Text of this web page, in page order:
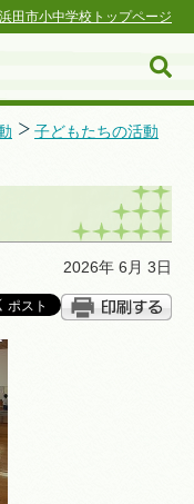
浜田市小中学校トップページ
子どもたちの活動
2026年 6月 3日